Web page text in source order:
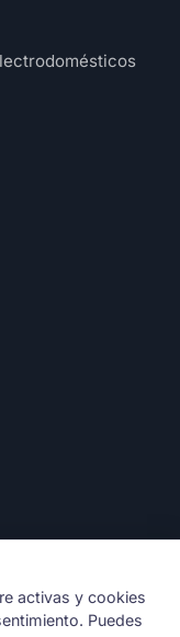
activas y cookies
Puedes